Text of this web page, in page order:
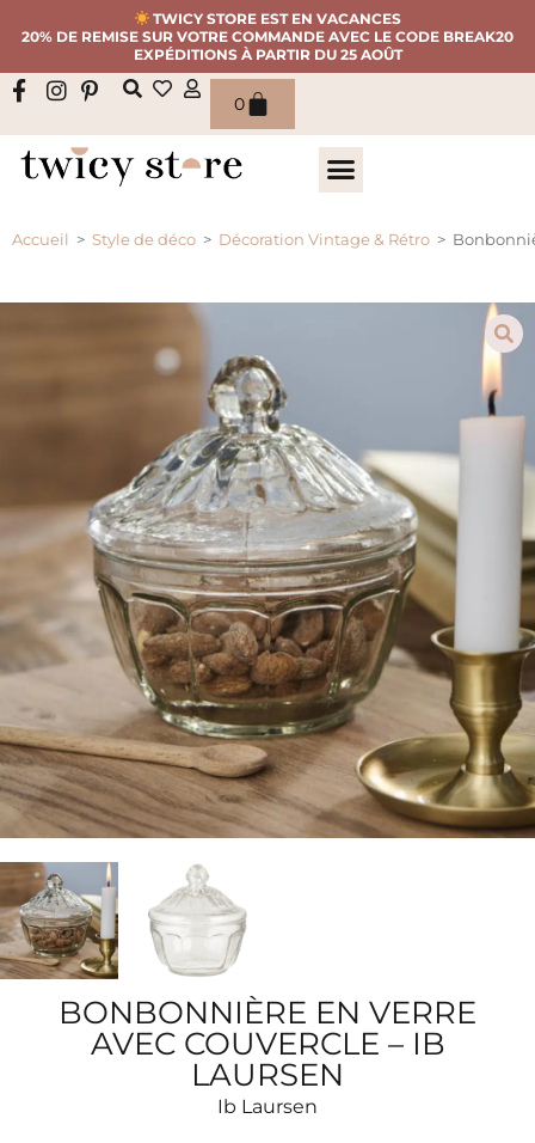
TWICY STORE EST EN VACANCES
20% DE REMISE SUR VOTRE COMMANDE AVEC LE CODE BREAK20
EXPÉDITIONS À PARTIR DU 25 AOÛT
0
Accueil > Style de déco > Décoration Vintage & Rétro >
BONBONNIÈRE EN VERRE
AVEC COUVERCLE – IB
LAURSEN
Ib Laursen